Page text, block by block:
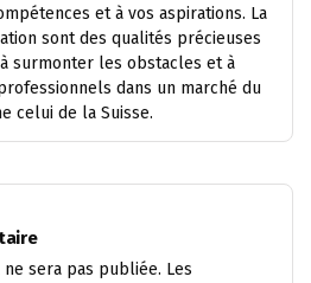
et à vos aspirations. La
sont des qualités précieuses
surmonter les obstacles et à
dans un marché du
celui de la Suisse.
sera pas publiée. Les